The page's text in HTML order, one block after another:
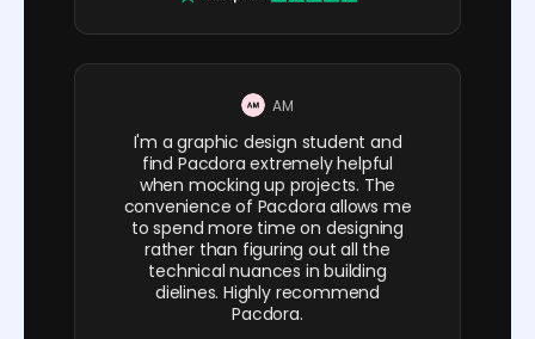
AM
I'm a graphic design student and
find Pacdora extremely helpful
when mocking up projects. The
convenience of Pacdora allows me
to spend more time on designing
rather than figuring out all the
technical nuances in building
dielines. Highly recommend
Pacdora.